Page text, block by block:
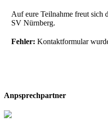
Auf eure Teilnahme freut sich
SV Nürnberg.
Fehler: Kontaktformular
Anpsprechpartner